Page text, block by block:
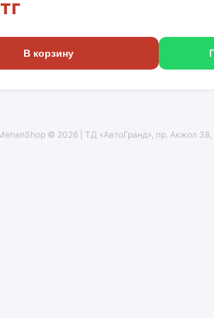
В корзину
© 2026 | ТД «АвтоГранд», пр. Акжол 38,